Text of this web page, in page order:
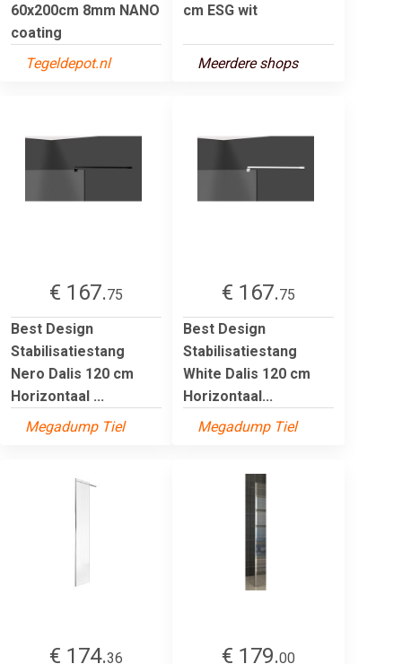
60x200cm 8mm NANO
coating
Tegeldepot.nl
cm ESG wit
Meerdere shops
€ 167.75
Best Design
Stabilisatiestang
Nero Dalis 120 cm
Horizontaal ...
Megadump Tiel
€ 167.75
Best Design
Stabilisatiestang
White Dalis 120 cm
Horizontaal...
Megadump Tiel
€ 174.36
€ 179.00